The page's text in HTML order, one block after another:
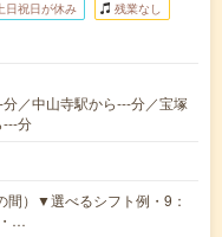
日祝日が休み 残業なし
／中山寺駅から---分／宝塚
---分
間）▼選べるシフト例・9：
…